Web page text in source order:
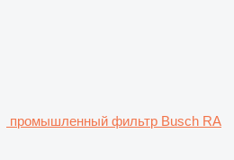
промышленный фильтр Busch RA